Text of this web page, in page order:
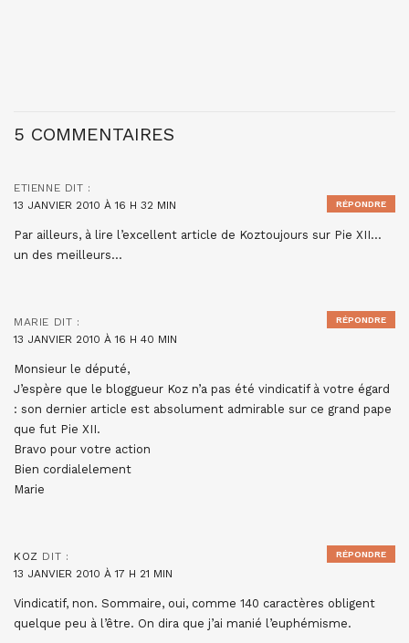
5 COMMENTAIRES
ETIENNE DIT :
13 JANVIER 2010 À 16 H 32 MIN
Par ailleurs, à lire l’excellent article de Koztoujours sur Pie XII…
un des meilleurs…
RÉPONDRE
MARIE DIT :
13 JANVIER 2010 À 16 H 40 MIN
Monsieur le député,
J’espère que le bloggueur Koz n’a pas été vindicatif à votre égard
: son dernier article est absolument admirable sur ce grand pape
que fut Pie XII.
Bravo pour votre action
Bien cordialelement
Marie
RÉPONDRE
KOZ DIT :
13 JANVIER 2010 À 17 H 21 MIN
Vindicatif, non. Sommaire, oui, comme 140 caractères obligent
quelque peu à l’être. On dira que j’ai manié l’euphémisme.
RÉPONDRE